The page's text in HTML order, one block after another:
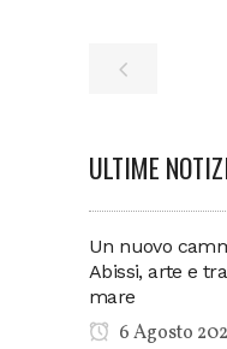
ULTIME
Un nuovo
Abissi, arte e
mare
6 Agosto